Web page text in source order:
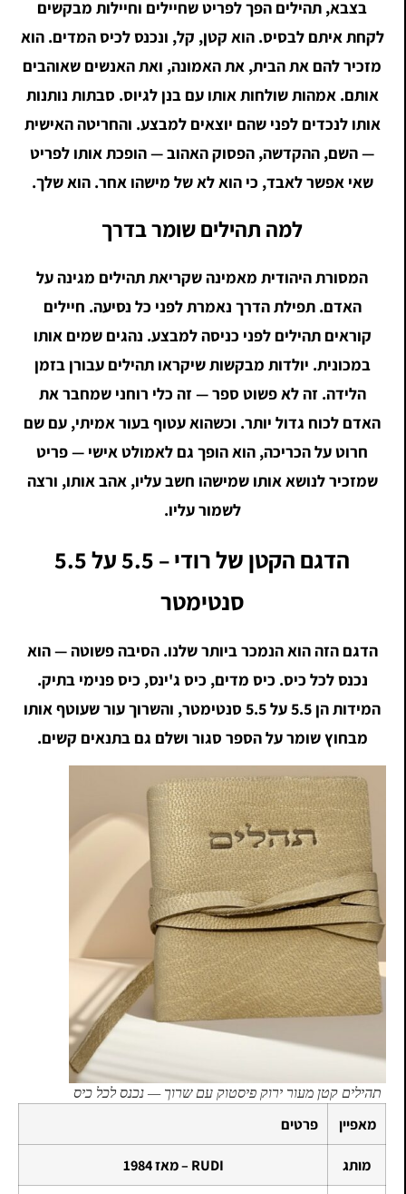
בצבא, תהילים הפך לפריט שחיילים וחיילות מבקשים
לקחת איתם לבסיס. הוא קטן, קל, ונכנס לכיס המדים. הוא
מזכיר להם את הבית, את האמונה, ואת האנשים שאוהבים
אותם. אמהות שולחות אותו עם בנן לגיוס. סבתות נותנות
אותו לנכדים לפני שהם יוצאים למבצע. והחריטה האישית
— השם, ההקדשה, הפסוק האהוב — הופכת אותו לפריט
שאי אפשר לאבד, כי הוא לא של מישהו אחר. הוא שלך.
למה תהילים שומר בדרך
המסורת היהודית מאמינה שקריאת תהילים מגינה על
האדם. תפילת הדרך נאמרת לפני כל נסיעה. חיילים
קוראים תהילים לפני כניסה למבצע. נהגים שמים אותו
במכונית. יולדות מבקשות שיקראו תהילים עבורן בזמן
הלידה. זה לא פשוט ספר — זה כלי רוחני שמחבר את
האדם לכוח גדול יותר. וכשהוא עטוף בעור אמיתי, עם שם
חרוט על הכריכה, הוא הופך גם לאמולט אישי — פריט
שמזכיר לנושא אותו שמישהו חשב עליו, אהב אותו, ורצה
לשמור עליו.
הדגם הקטן של רודי – 5.5 על 5.5
סנטימטר
הדגם הזה הוא הנמכר ביותר שלנו. הסיבה פשוטה — הוא
נכנס לכל כיס. כיס מדים, כיס ג'ינס, כיס פנימי בתיק.
המידות הן 5.5 על 5.5 סנטימטר, והשרוך עור שעוטף אותו
מבחוץ שומר על הספר סגור ושלם גם בתנאים קשים.
תהילים קטן מעור ירוק פיסטוק עם שרוך — נכנס לכל כיס
מאפיין פרטים
מותג RUDI – מאז 1984